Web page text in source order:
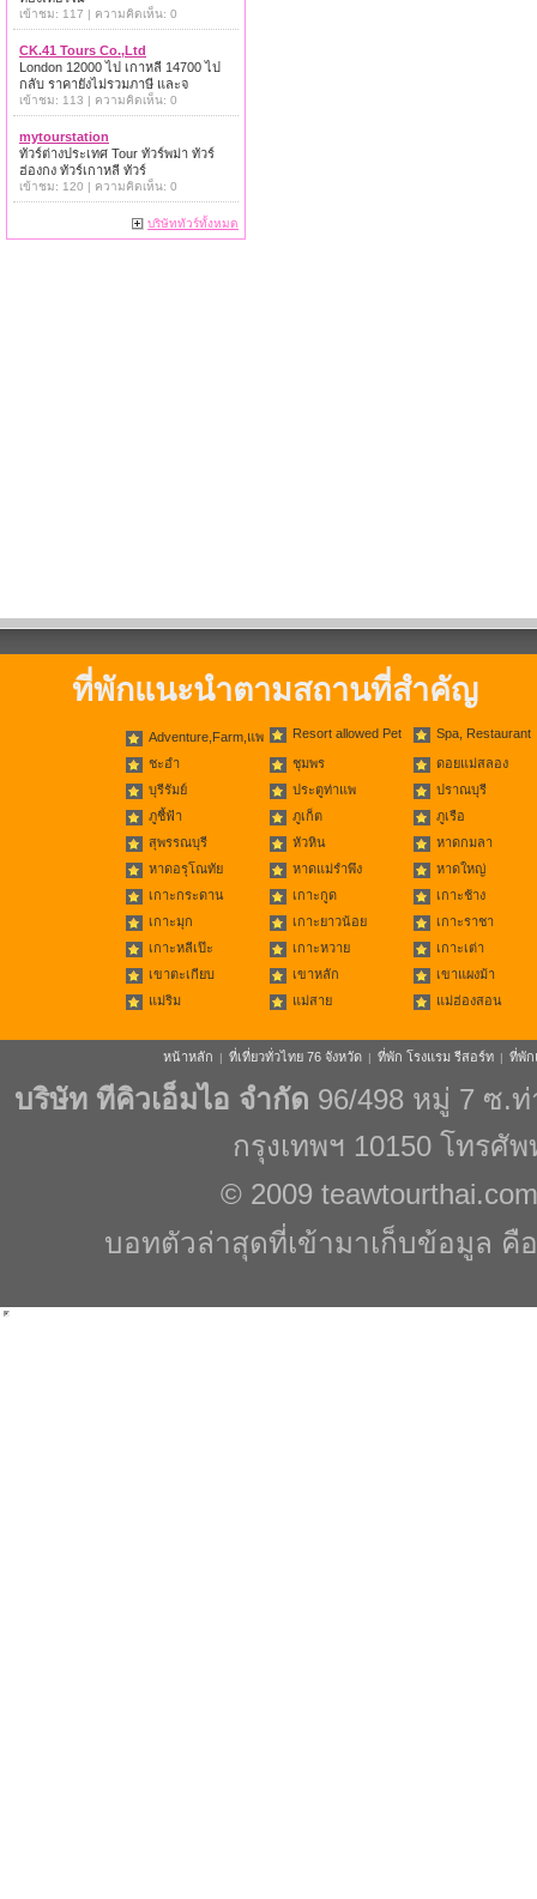
เข้าชม: 117 | ความคิดเห็น: 0
CK.41 Tours Co.,Ltd
London 12000 ไป เกาหลี 14700 ไป
กลับ ราคายังไม่รวมภาษี และจ
เข้าชม: 113 | ความคิดเห็น: 0
mytourstation
ทัวร์ต่างประเทศ Tour ทัวร์พม่า ทัวร์
ฮ่องกง ทัวร์เกาหลี ทัวร์
เข้าชม: 120 | ความคิดเห็น: 0
บริษัททัวร์ทั้งหมด
ที่พักแนะนำตามสถานที่สำคัญ
Adventure,Farm,แพ Resort allowed Pet Spa, Restaurant
ชะอำ ชุมพร
ดอยแม่สลอง
บุรีรัมย์
ประตูท่าแพ
ปราณบุรี
ภูชี้ฟ้า
ภูเก็ต
ภูเรือ
สุพรรณบุรี
หัวหิน
หาดกมลา
หาดอรุโณทัย
หาดแม่รำพึง
หาดใหญ่
เกาะกระดาน
เกาะกูด
เกาะช้าง
เกาะมุก
เกาะยาวน้อย
เกาะราชา
เกาะหลีเป๊ะ
เกาะหวาย
เกาะเต่า
เขาตะเกียบ
เขาหลัก
เขาแผงม้า
แม่ริม
แม่สาย แม่ฮ่องสอน
หน้าหลัก | ที่เที่ยวทั่วไทย 76 จังหวัด | ที่พัก โรงแรม รีสอร์ท | ที่พัก
บริษัท ทีคิวเอ็มไอ จำกัด 96/498 หมู่ 7 ซ.
กรุงเทพฯ 10150 โทรศั
© 2009 teawtourthai.com
บอทตัวล่าสุดที่เข้ามาเก็บข้อมูล คือ